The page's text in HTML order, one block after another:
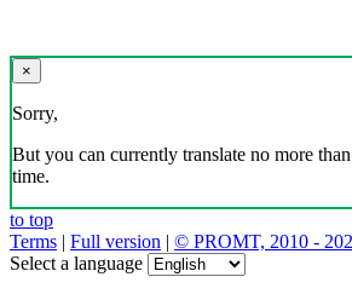
×
Sorry,
But you can currently translate no more
time.
to top
Terms | Full version | © PROMT, 2010 -
Select a language